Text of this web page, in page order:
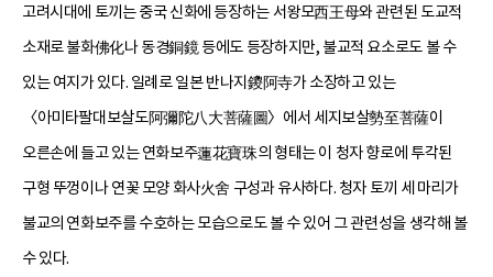
고려시대에 토끼는 중국 신화에 등장하는 서왕모西王母와 관련된 도교적
소재로 불화佛化나 동경銅鏡 등에도 등장하지만, 불교적 요소로도 볼 수
있는 여지가 있다. 일례로 일본 반나지鑁阿寺가 소장하고 있는
〈아미타팔대보살도阿彌陀八大菩薩圖〉에서 세지보살勢至菩薩이
오른손에 들고 있는 연화보주蓮花寶珠의 형태는 이 청자 향로에 투각된
구형 뚜껑이나 연꽃 모양 화사火舍 구성과 유사하다. 청자 토끼 세 마리가
불교의 연화보주를 수호하는 모습으로도 볼 수 있어 그 관련성을 생각해 볼
수 있다.